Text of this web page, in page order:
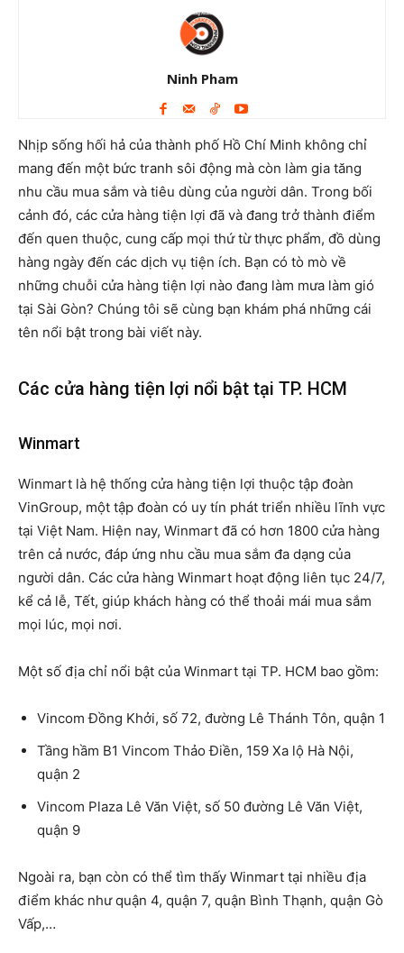
Ninh Pham
Nhịp sống hối hả của thành phố Hồ Chí Minh không chỉ
mang đến một bức tranh sôi động mà còn làm gia tăng
nhu cầu mua sắm và tiêu dùng của người dân. Trong bối
cảnh đó, các cửa hàng tiện lợi đã và đang trở thành điểm
đến quen thuộc, cung cấp mọi thứ từ thực phẩm, đồ dùng
hàng ngày đến các dịch vụ tiện ích. Bạn có tò mò về
những chuỗi cửa hàng tiện lợi nào đang làm mưa làm gió
tại Sài Gòn? Chúng tôi sẽ cùng bạn khám phá những cái
tên nổi bật trong bài viết này.
Các cửa hàng tiện lợi nổi bật tại TP. HCM
Winmart
Winmart là hệ thống cửa hàng tiện lợi thuộc tập đoàn
VinGroup, một tập đoàn có uy tín phát triển nhiều lĩnh vực
tại Việt Nam. Hiện nay, Winmart đã có hơn 1800 cửa hàng
trên cả nước, đáp ứng nhu cầu mua sắm đa dạng của
người dân. Các cửa hàng Winmart hoạt động liên tục 24/7,
kể cả lễ, Tết, giúp khách hàng có thể thoải mái mua sắm
mọi lúc, mọi nơi.
Một số địa chỉ nổi bật của Winmart tại TP. HCM bao gồm:
Vincom Đồng Khởi, số 72, đường Lê Thánh Tôn, quận 1
Tầng hầm B1 Vincom Thảo Điền, 159 Xa lộ Hà Nội,
quận 2
Vincom Plaza Lê Văn Việt, số 50 đường Lê Văn Việt,
quận 9
Ngoài ra, bạn còn có thể tìm thấy Winmart tại nhiều địa
điểm khác như quận 4, quận 7, quận Bình Thạnh, quận Gò
Vấp,…